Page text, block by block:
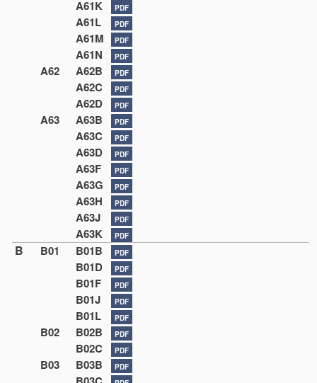
A61K PDF
A61L PDF
A61M PDF
A61N PDF
A62 A62B PDF
A62C PDF
A62D PDF
A63 A63B PDF
A63C PDF
A63D PDF
A63F PDF
A63G PDF
A63H PDF
A63J PDF
A63K PDF
B B01 B01B PDF
B01D PDF
B01F PDF
B01J PDF
B01L PDF
B02 B02B PDF
B02C PDF
B03 B03B PDF